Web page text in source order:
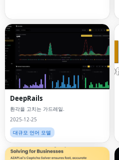
DeepRails
환각을 고치는 가드레일.
2025-12-25
대규모 언어 모델